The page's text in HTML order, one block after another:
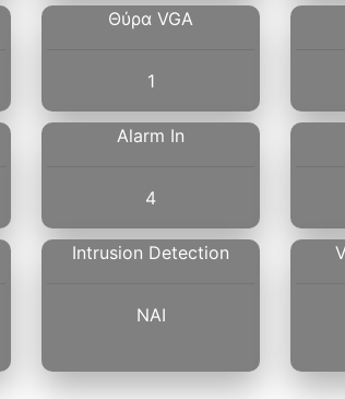
Θύρα VGA
1
Alarm In
4
Intrusion Detection
ΝΑΙ